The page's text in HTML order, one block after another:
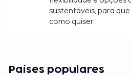
sustentáveis, para
como quiser.
Países populares